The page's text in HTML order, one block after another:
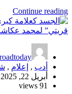
Continue reading
أدب , إعلام ,
أبريل 22, 2025
91 views